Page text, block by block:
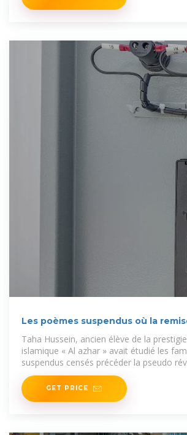
Les poèmes suspendus où la
Taha Hussein, ancien élève de la
islamique « Al azhar » avait étudié les
suspendus censés précéder la pseudo
GET PRICE